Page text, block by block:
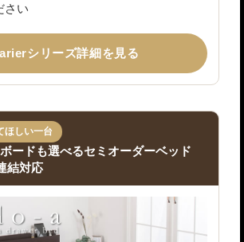
さい
シリーズ詳細を見る
ほしい一台
ードも選べるセミオーダーベッド
結対応